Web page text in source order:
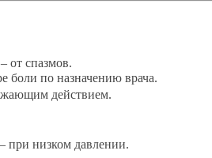
от спазмов.
боли по назначению врача.
действием.
при низком давлении.